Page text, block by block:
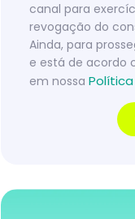
canal para
revogação do
Ainda, para
e está de acordo
em nossa